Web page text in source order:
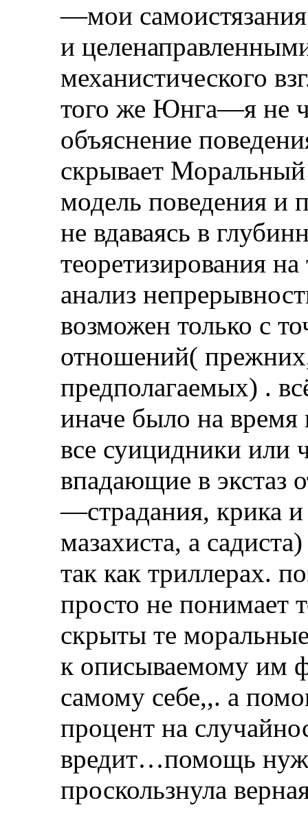
—мои
и
механистического
того же Юнга—я не
объяснение
скрывает
модель поведения и
не вдаваясь в
теоретизирования
анализ
возможен только с
отношений(
предполагаемых) .
иначе было на время
все суицидники или
впадающие в экстаз
—страдания, крика и
мазахиста, а
так как триллерах.
просто не понимает
скрыты те
к описываемому им
самому себе,,. а
процент на
вредит…помощь
проскользнула